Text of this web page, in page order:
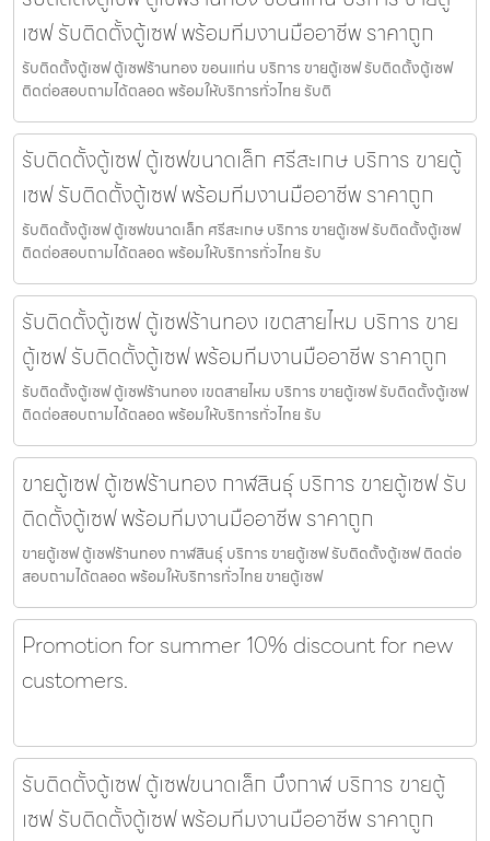
เซฟ รับติดตั้งตู้เซฟ พร้อมทีมงานมืออาชีพ ราคาถูก
รับติดตั้งตู้เซฟ ตู้เซฟร้านทอง ขอนแก่น บริการ ขายตู้เซฟ รับติดตั้งตู้เซฟ
ติดต่อสอบถามได้ตลอด พร้อมให้บริการทั่วไทย รับติ
รับติดตั้งตู้เซฟ ตู้เซฟขนาดเล็ก ศรีสะเกษ บริการ ขายตู้
เซฟ รับติดตั้งตู้เซฟ พร้อมทีมงานมืออาชีพ ราคาถูก
รับติดตั้งตู้เซฟ ตู้เซฟขนาดเล็ก ศรีสะเกษ บริการ ขายตู้เซฟ รับติดตั้งตู้เซฟ
ติดต่อสอบถามได้ตลอด พร้อมให้บริการทั่วไทย รับ
รับติดตั้งตู้เซฟ ตู้เซฟร้านทอง เขตสายไหม บริการ ขาย
ตู้เซฟ รับติดตั้งตู้เซฟ พร้อมทีมงานมืออาชีพ ราคาถูก
รับติดตั้งตู้เซฟ ตู้เซฟร้านทอง เขตสายไหม บริการ ขายตู้เซฟ รับติดตั้งตู้เซฟ
ติดต่อสอบถามได้ตลอด พร้อมให้บริการทั่วไทย รับ
ขายตู้เซฟ ตู้เซฟร้านทอง กาฬสินธุ์ บริการ ขายตู้เซฟ รับ
ติดตั้งตู้เซฟ พร้อมทีมงานมืออาชีพ ราคาถูก
ขายตู้เซฟ ตู้เซฟร้านทอง กาฬสินธุ์ บริการ ขายตู้เซฟ รับติดตั้งตู้เซฟ ติดต่อ
สอบถามได้ตลอด พร้อมให้บริการทั่วไทย ขายตู้เซฟ
Promotion for summer 10% discount for new
customers.
รับติดตั้งตู้เซฟ ตู้เซฟขนาดเล็ก บึงกาฬ บริการ ขายตู้
เซฟ รับติดตั้งตู้เซฟ พร้อมทีมงานมืออาชีพ ราคาถูก